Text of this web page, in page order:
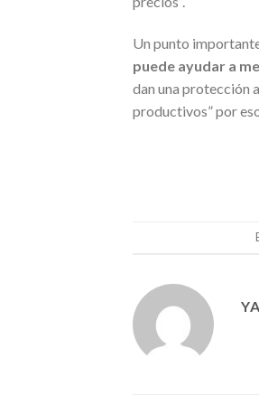
Un punto
puede ayudar a
dan una protección
productivos” por